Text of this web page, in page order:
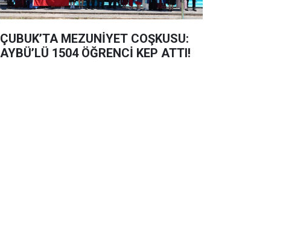
ÇUBUK’TA MEZUNİYET COŞKUSU:
AYBÜ’LÜ 1504 ÖĞRENCİ KEP ATTI!